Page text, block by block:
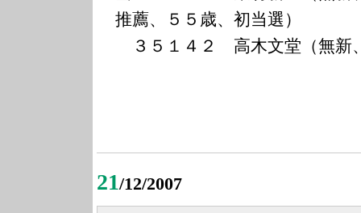
推薦、５５歳、初当選）
３５１４２ 高木文堂（無新
21/12/2007